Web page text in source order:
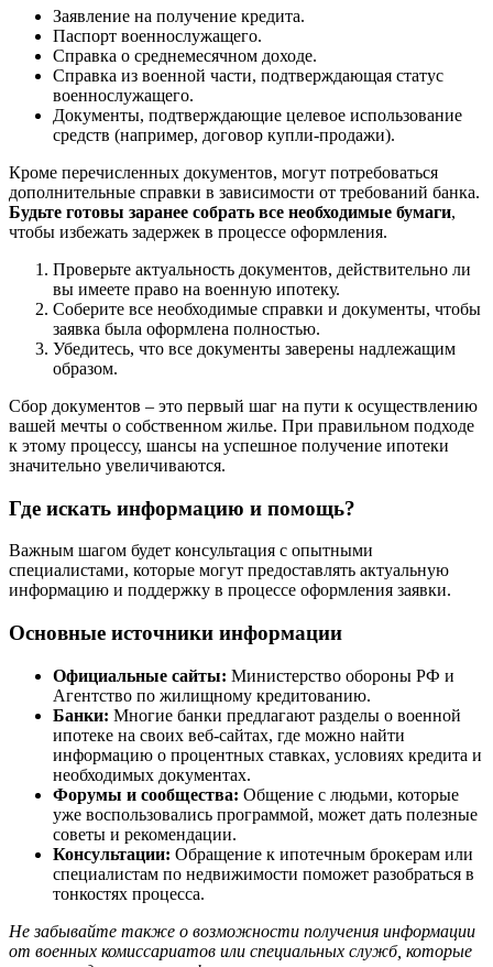
Заявление на получение кредита.
Паспорт военнослужащего.
Справка о среднемесячном доходе.
Справка из военной части, подтверждающая статус
военнослужащего.
Документы, подтверждающие целевое использование
средств (например, договор купли-продажи).
Кроме перечисленных документов, могут потребоваться
дополнительные справки в зависимости от требований банка.
Будьте готовы заранее собрать все необходимые бумаги,
чтобы избежать задержек в процессе оформления.
Проверьте актуальность документов, действительно ли
вы имеете право на военную ипотеку.
Соберите все необходимые справки и документы, чтобы
заявка была оформлена полностью.
Убедитесь, что все документы заверены надлежащим
образом.
Сбор документов – это первый шаг на пути к осуществлению
вашей мечты о собственном жилье. При правильном подходе
к этому процессу, шансы на успешное получение ипотеки
значительно увеличиваются.
Где искать информацию и помощь?
Важным шагом будет консультация с опытными
специалистами, которые могут предоставлять актуальную
информацию и поддержку в процессе оформления заявки.
Основные источники информации
Официальные сайты: Министерство обороны РФ и
Агентство по жилищному кредитованию.
Банки: Многие банки предлагают разделы о военной
ипотеке на своих веб-сайтах, где можно найти
информацию о процентных ставках, условиях кредита и
необходимых документах.
Форумы и сообщества: Общение с людьми, которые
уже воспользовались программой, может дать полезные
советы и рекомендации.
Консультации: Обращение к ипотечным брокерам или
специалистам по недвижимости поможет разобраться в
тонкостях процесса.
Не забывайте также о возможности получения информации
от военных комиссариатов или специальных служб, которые